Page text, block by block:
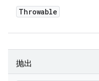
Throwable
抛出